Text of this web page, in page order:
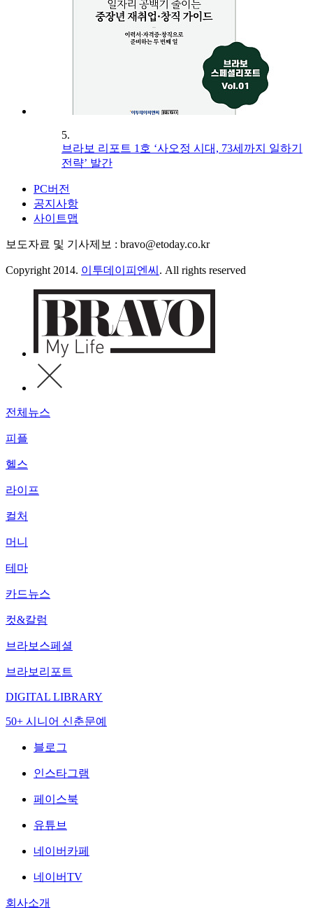
5.
브라보 리포트 1호 ‘사오정 시대, 73세까지 일하기
전략’ 발간
PC버전
공지사항
사이트맵
보도자료 및 기사제보 : bravo@etoday.co.kr
Copyright 2014. 이투데이피엔씨 . All rights reserved
전체뉴스
피플
헬스
라이프
컬처
머니
테마
카드뉴스
컷&칼럼
브라보스페셜
브라보리포트
DIGITAL LIBRARY
50+ 시니어 신춘문예
블로그
인스타그램
페이스북
유튜브
네이버카페
네이버TV
회사소개